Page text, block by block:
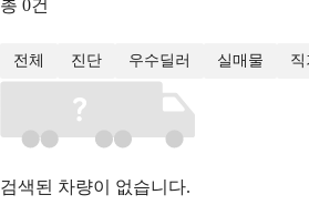
총 0건
전체 진단 우수딜러 실매물 직
검색된 차량이 없습니다.